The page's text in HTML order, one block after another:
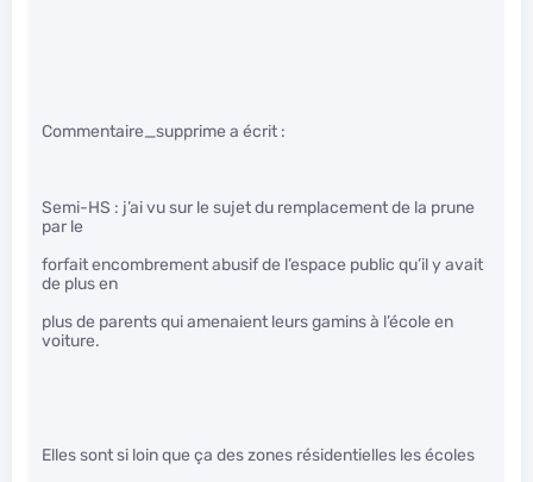
Commentaire_supprime a écrit :
Semi-HS : j’ai vu sur le sujet du remplacement de la prune
par le
forfait encombrement abusif de l’espace public qu’il y avait
de plus en
plus de parents qui amenaient leurs gamins à l’école en
voiture.
Elles sont si loin que ça des zones résidentielles les écoles